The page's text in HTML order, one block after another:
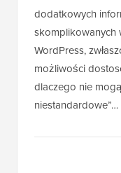
dodatkowych
skomplikowanych
WordPress,
możliwości
dlaczego nie
niestandardowe”…